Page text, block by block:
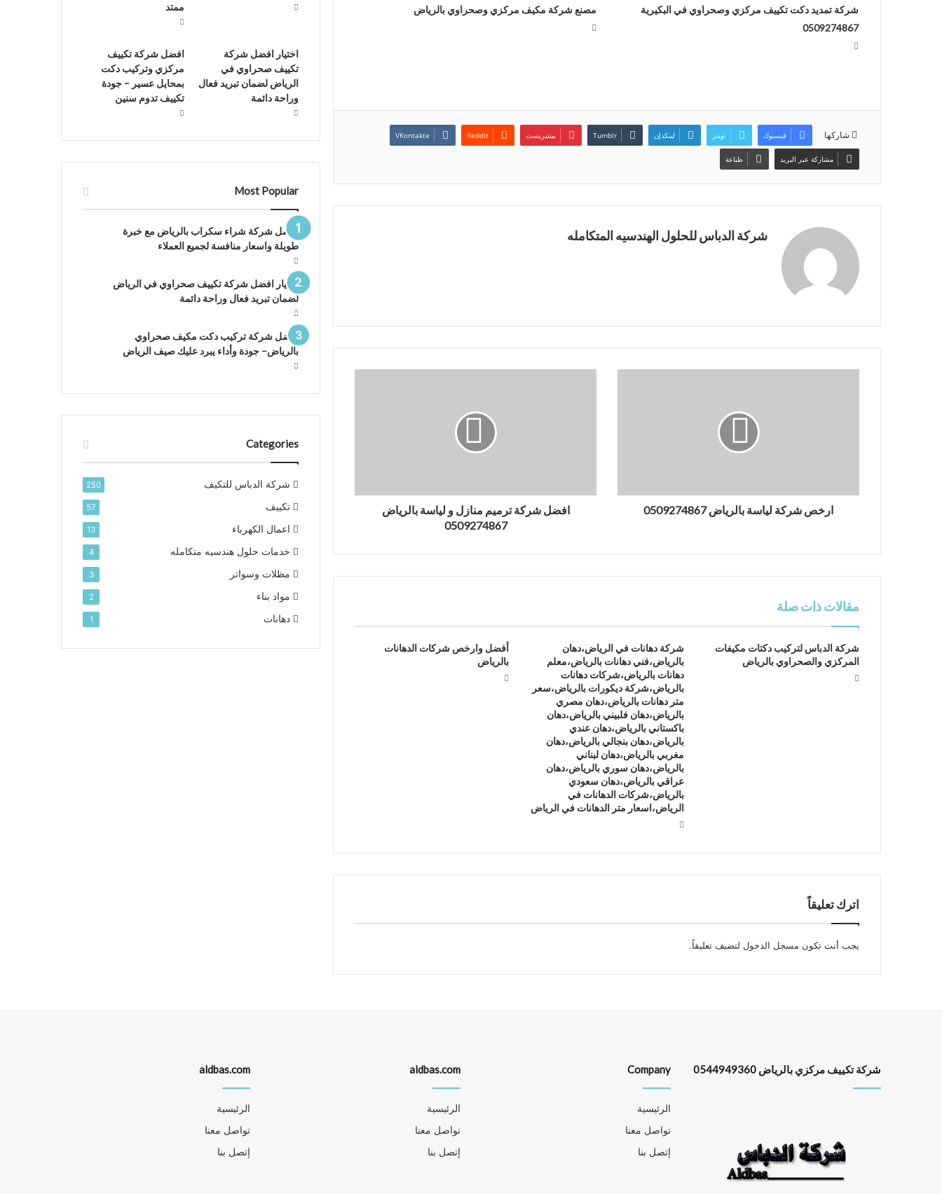
شركة تمديد دكت تكييف مركزي وصحراوي في البكيرية
0509274867
مصنع شركة مكيف مركزي وصحراوي بالرياض
شاركها فيسبوك تويتر لينكدإن بينتيريست
مشاركة عبر البريد طباعة
شركة الدباس للحلول الهندسيه المتكامله
ارخص شركة لياسة بالرياض 0509274867
افضل شركة ترميم منازل و لياسة بالرياض
0509274867
مقالات ذات صلة
شركة الدباس لتركيب دكتات مكيفات
المركزي والصحراوي بالرياض
شركة دهانات في الرياض،دهان
بالرياض،فني دهانات بالرياض،معلم
دهانات بالرياض،شركات دهانات
بالرياض،شركة ديكورات بالرياض،سعر
متر دهانات بالرياض،دهان مصري
بالرياض،دهان فلبيني بالرياض،دهان
باكستاني بالرياض،دهان عندي
بالرياض،دهان بنجالي بالرياض،دهان
مغربي بالرياض،دهان لبناني
بالرياض،دهان سوري بالرياض،دهان
عراقي بالرياض،دهان سعودي
بالرياض،شركات الدهانات في
الرياض،اسعار متر الدهانات في الرياض
أفضل وارخص شركات الدهانات
بالرياض
اترك تعليقاً
يجب أنت تكون مسجل الدخول لتضيف تعليقاً.
ممتد
اختيار افضل شركة
تكييف صحراوي في
الرياض لضمان تبريد فعال
وراحة دائمة
افضل شركة تكييف
مركزي وتركيب دكت
بمحايل عسير – جودة
تكييف تدوم سنين
Most Popular
افضل شركة شراء سكراب بالرياض مع خبرة
طويلة واسعار منافسة لجميع العملاء
اختيار افضل شركة تكييف صحراوي في الرياض
لضمان تبريد فعال وراحة دائمة
افضل شركة تركيب دكت مكيف صحراوي
بالرياض– جودة وأداء يبرد عليك صيف الرياض
Categories
شركة الدباس للتكيف 250
تكييف 57
اعمال الكهرباء 13
خدمات حلول هندسيه متكامله 4
مظلات وسواتر 3
مواد بناء 2
دهانات 1
شركة تكييف مركزي بالرياض 0544949360 Company
الرئيسية
تواصل معنا
إتصل بنا
aldbas.com
الرئيسية
تواصل معنا
إتصل بنا
aldbas.com
الرئيسية
تواصل معنا
إتصل بنا